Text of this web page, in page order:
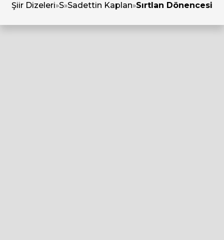
Şiir Dizeleri»S»Sadettin Kaplan»Sırtlan Dönencesi